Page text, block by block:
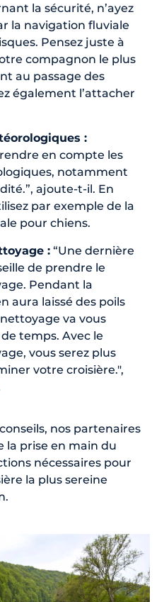
la sécurité, n’ayez
la navigation fluviale
Pensez juste à
compagnon le plus
au passage des
également l’attacher
:
en compte les
notamment
ajoute-t-il. En
par exemple de la
pour chiens.
: “Une dernière
de prendre le
Pendant la
aura laissé des poils
va vous
temps. Avec le
vous serez plus
votre croisière.",
nos partenaires
la prise en main du
nécessaires pour
la plus sereine